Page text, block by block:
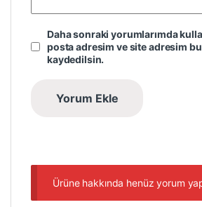
Daha sonraki yorumlarımda
posta adresim ve site adresim bu
kaydedilsin.
Ürüne hakkında henüz yorum